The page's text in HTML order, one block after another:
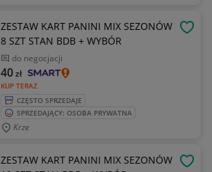
ZESTAW KART PANINI MIX SEZONÓW
8 SZT STAN BDB + WYBÓR
do negocjacji
KUP TERAZ
40zł
CZĘSTO SPRZEDAJE
SPRZEDAJĄCY: OSOBA PRYWATNA
Krze
ZESTAW KART PANINI MIX SEZONÓW